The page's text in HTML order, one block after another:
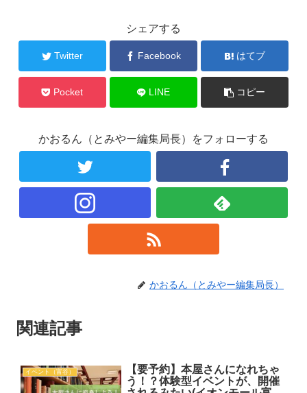
シェアする
Twitter Facebook はてブ
Pocket LINE コピー
かおるん（とみやー編集局長）をフォローする
かおるん（とみやー編集局長）
関連記事
イベント（富谷）
【要予約】本屋さんになれちゃ
う！？体験型イベントが、開催